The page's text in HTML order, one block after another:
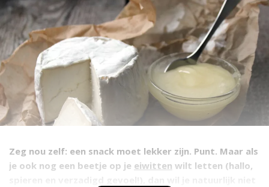
Zeg nou zelf: een snack moet lekker zijn. Punt. Maar als
je ook nog een beetje op je eiwitten wilt letten (hallo,